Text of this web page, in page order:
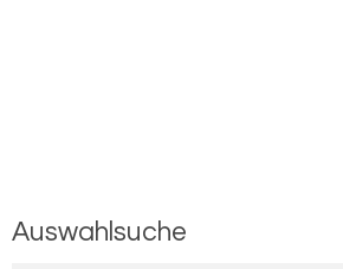
Aus­wahl­su­che